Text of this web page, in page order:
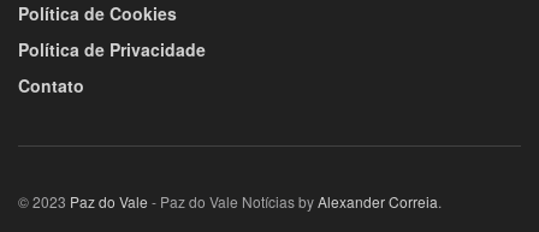
Política de Cookies
Política de Privacidade
Contato
© 2023 Paz do Vale - Paz do Vale Notícias byAlexander Correia.